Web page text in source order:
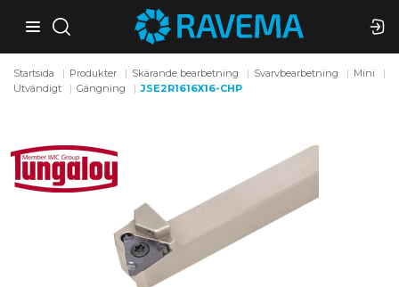
Startsida Produkter Skärande bearbetning Svarvbearbetning
Mini
Utvändigt
Gängning JSE2R1616X16-CHP